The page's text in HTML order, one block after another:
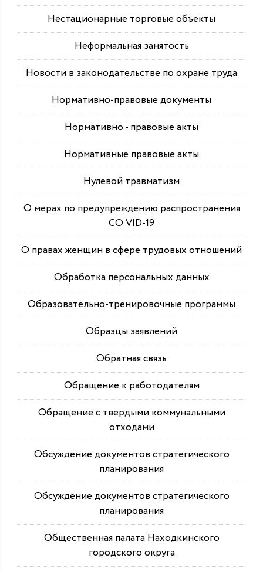
Нестационарные торговые объекты
Неформальная занятость
Новости в законодательстве по охране труда
Нормативно-правовые документы
Нормативно - правовые акты
Нормативные правовые акты
Нулевой травматизм
О мерах по предупреждению распространения
СО VID-19
О правах женщин в сфере трудовых отношений
Обработка персональных данных
Образовательно-тренировочные программы
Образцы заявлений
Обратная связь
Обращение к работодателям
Обращение с твердыми коммунальными
отходами
Обсуждение документов стратегического
планирования
Обсуждение документов стратегического
планирования
Общественная палата Находкинского
городского округа